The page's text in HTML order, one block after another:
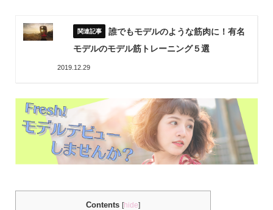
誰でもモデルのような筋肉に！有名
モデルのモデル筋トレーニング５選
2019.12.29
Contents [hide]